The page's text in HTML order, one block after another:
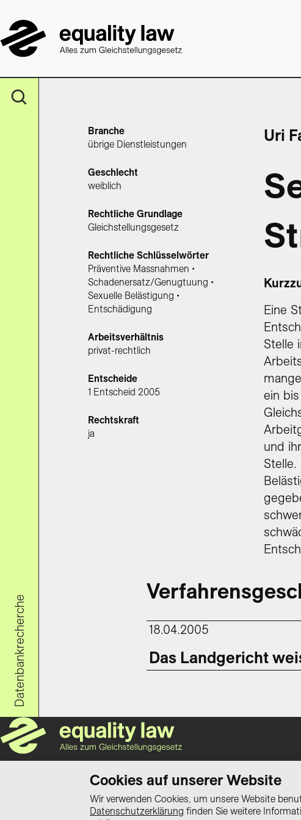
Datenbankrecherche
Branche
übrige Dienstleistungen
Geschlecht
weiblich
Rechtliche Grundlage
Gleichstellungsgesetz
Rechtliche Schlüsselwörter
Präventive Massnahmen •
Schadenersatz/Genugtuung •
Sexuelle Belästigung •
Entschädigung
Arbeitsverhältnis
privat-rechtlich
Entscheide
1 Entscheid 2005
Rechtskraft
ja
Uri
Eine
Stelle
ein
und
18.04.2005
Das Landgericht
Schweizerischen Konferenz derCookies auf unserer Website
Wir verwenden Cookies, um unsere Website
Datenschutzerklärung finden Sie weitere